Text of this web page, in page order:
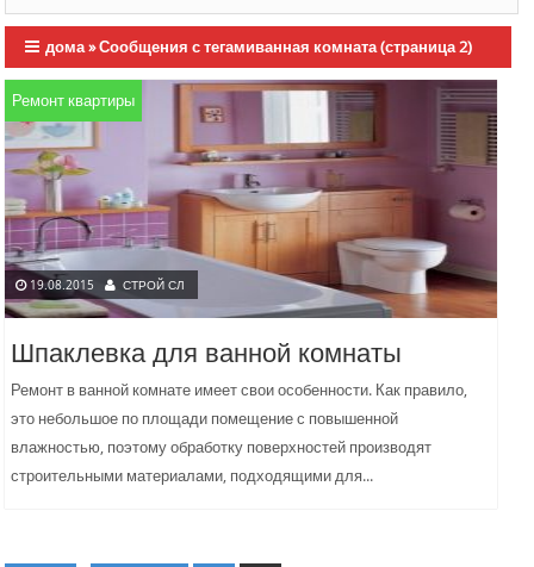
дома»Сообщения с тегамиванная комната(страница 2)
Ремонт квартиры
19.08.2015 СТРОЙ СЛ
Шпаклевка для ванной комнаты
Ремонт в ванной комнате имеет свои особенности. Как правило,
это небольшое по площади помещение с повышенной
влажностью, поэтому обработку поверхностей производят
строительными материалами, подходящими для...